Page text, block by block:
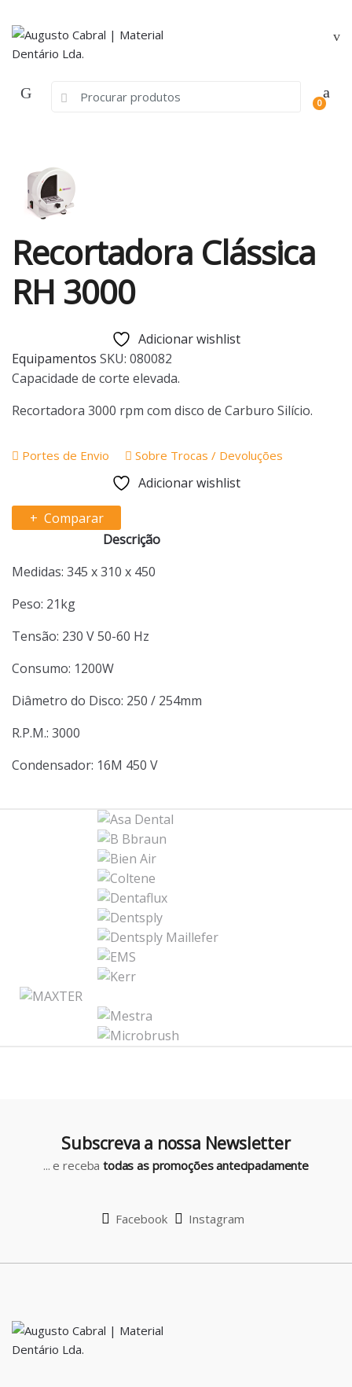
navigation
content
Search
0
Recortadora Clássica
RH 3000
Adicionar wishlist
Equipamentos SKU: 080082
Capacidade de corte elevada.
Recortadora 3000 rpm com disco de Carburo Silício.
Portes de Envio Sobre Trocas / Devoluções
Adicionar wishlist
Comparar
Descrição
Medidas: 345 x 310 x 450
Peso: 21kg
Tensão: 230 V 50-60 Hz
Consumo: 1200W
Diâmetro do Disco: 250 / 254mm
R.P.M.: 3000
Condensador: 16M 450 V
Subscreva a nossa Newsletter
... e recebatodas as promoções antecipadamente
Facebook Instagram